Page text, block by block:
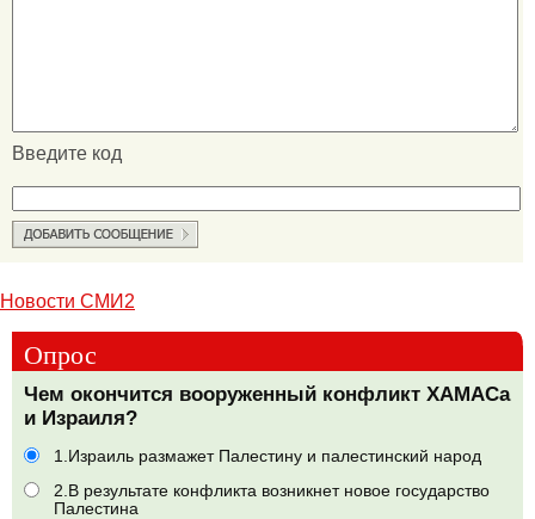
Введите код
Новости СМИ2
Опрос
Чем окончится вооруженный конфликт ХАМАСа
и Израиля?
1.Израиль размажет Палестину и палестинский народ
2.В результате конфликта возникнет новое государство
Палестина